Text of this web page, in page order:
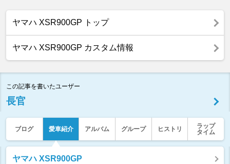
ヤマハ XSR900GP トップ
ヤマハ XSR900GP カスタム情報
この記事を書いたユーザー
長官
ブログ 愛車紹介 アルバム グループ ヒストリ
ラップ
タイム
ヤマハ XSR900GP